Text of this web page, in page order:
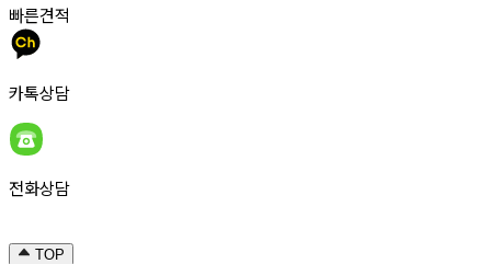
빠른견적
카톡상담
전화상담
TOP